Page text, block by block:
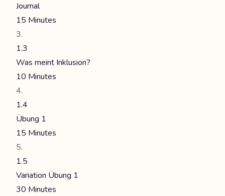
Journal
15 Minutes
1.3
Was meint Inklusion?
10 Minutes
1.4
Übung 1
15 Minutes
1.5
Variation Übung 1
30 Minutes